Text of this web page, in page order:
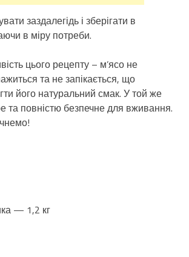
заздалегідь і зберігати в
в міру потреби.
цього рецепту – м’ясо не
та не запікається, що
його натуральний смак. У той же
та повністю безпечне для вживання.
— 1,2 кг